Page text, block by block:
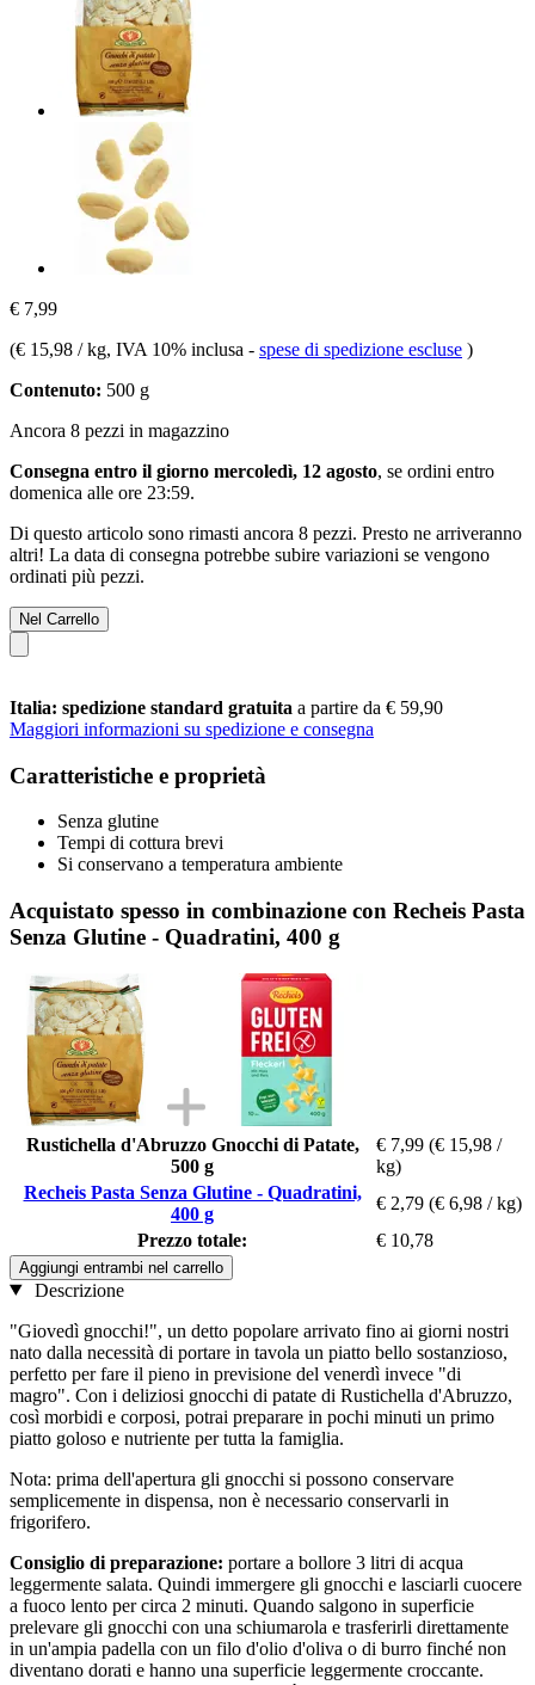
€ 7,99
(€ 15,98 / kg, IVA 10% inclusa - spese di spedizione escluse )
Contenuto: 500 g
Ancora 8 pezzi in magazzino
Consegna entro il giorno mercoledì, 12 agosto, se ordini entro
domenica alle ore 23:59.
Di questo articolo sono rimasti ancora 8 pezzi. Presto ne arriveranno
altri! La data di consegna potrebbe subire variazioni se vengono
ordinati più pezzi.
Nel Carrello
Italia: spedizione standard gratuita a partire da € 59,90
Maggiori informazioni su spedizione e consegna
Caratteristiche e proprietà
Senza glutine
Tempi di cottura brevi
Si conservano a temperatura ambiente
Acquistato spesso in combinazione con Recheis Pasta
Senza Glutine - Quadratini, 400 g
Rustichella d'Abruzzo Gnocchi di Patate,
500 g
€ 7,99 (€ 15,98 /
kg)
Recheis Pasta Senza Glutine - Quadratini,
400 g
€ 2,79 (€ 6,98 / kg)
Prezzo totale:
€ 10,78
Aggiungi entrambi nel carrello
Descrizione
"Giovedì gnocchi!", un detto popolare arrivato fino ai giorni nostri
nato dalla necessità di portare in tavola un piatto bello sostanzioso,
perfetto per fare il pieno in previsione del venerdì invece "di
magro". Con i deliziosi gnocchi di patate di Rustichella d'Abruzzo,
così morbidi e corposi, potrai preparare in pochi minuti un primo
piatto goloso e nutriente per tutta la famiglia.
Nota: prima dell'apertura gli gnocchi si possono conservare
semplicemente in dispensa, non è necessario conservarli in
frigorifero.
Consiglio di preparazione: portare a bollore 3 litri di acqua
leggermente salata. Quindi immergere gli gnocchi e lasciarli cuocere
a fuoco lento per circa 2 minuti. Quando salgono in superficie
prelevare gli gnocchi con una schiumarola e trasferirli direttamente
in un'ampia padella con un filo d'olio d'oliva o di burro finché non
diventano dorati e hanno una superficie leggermente croccante.